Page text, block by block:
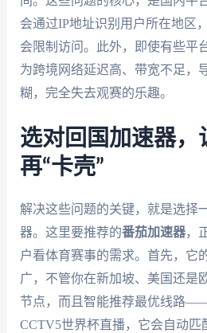
会通过IP地址识别用户所在地区
会限制访问。此外，即使有些平
为跨境网络延迟高、带宽不足，
糊，完全失去观赛的乐趣。
选对回国加速器，
再“卡壳”
解决这些问题的关键，就是选择
器。这里要推荐的番茄加速器，
户看体育赛事的需求。首先，它
广，不管你在新加坡、美国还是
节点，而且智能推荐最优线路
CCTV5世界杯直播，它会自动匹